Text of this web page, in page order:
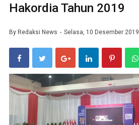
Hakordia Tahun 2019
By Redaksi News Selasa, 10 Desember 2019